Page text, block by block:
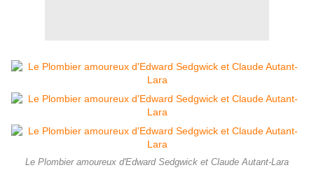
Le Plombier amoureux d'Edward Sedgwick et Claude Autant-Lara